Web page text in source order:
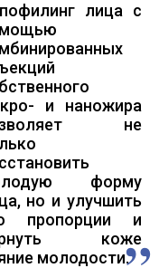
лица с
и наножира
не
форму
но и улучшить
пропорции и
коже
молодости.